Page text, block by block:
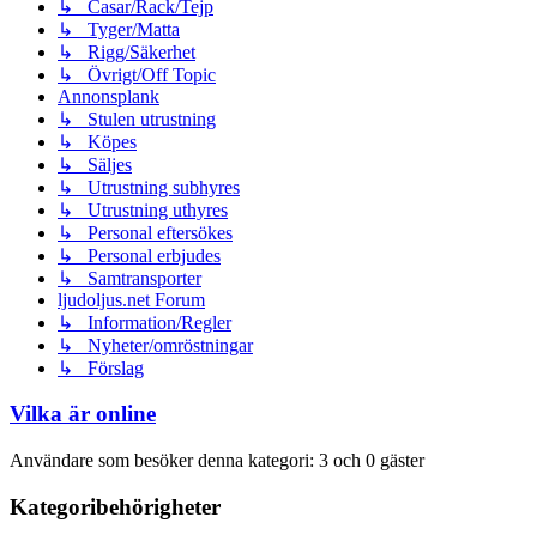
↳ Casar/Rack/Tejp
↳ Tyger/Matta
↳ Rigg/Säkerhet
↳ Övrigt/Off Topic
Annonsplank
↳ Stulen utrustning
↳ Köpes
↳ Säljes
↳ Utrustning subhyres
↳ Utrustning uthyres
↳ Personal eftersökes
↳ Personal erbjudes
↳ Samtransporter
ljudoljus.net Forum
↳ Information/Regler
↳ Nyheter/omröstningar
↳ Förslag
Vilka är online
Användare som besöker denna kategori: 3 och 0 gäster
Kategoribehörigheter